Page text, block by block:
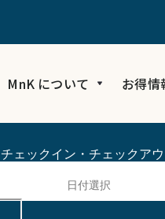
MnK について お得情
チェックイン・チェックアウ